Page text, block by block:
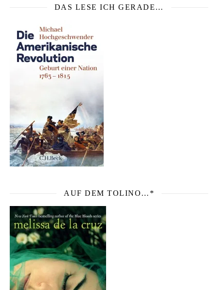
DAS LESE ICH GERADE…
AUF DEM TOLINO…*